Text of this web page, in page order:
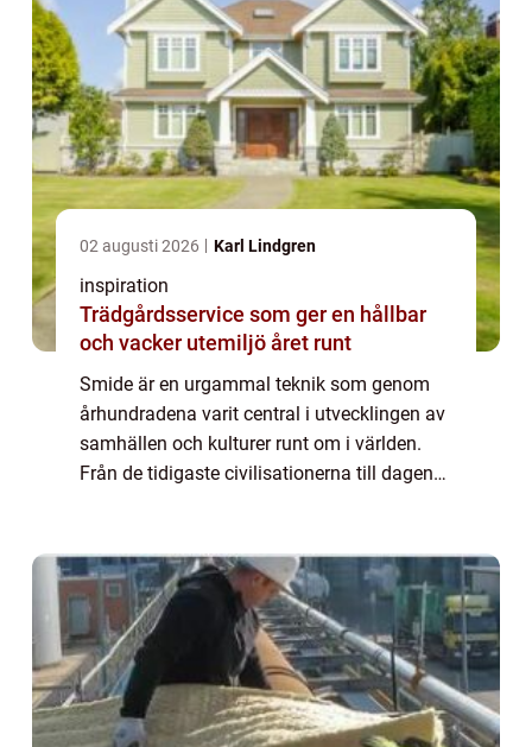
02 augusti 2026 Karl Lindgren
inspiration
Trädgårdsservice som ger en hållbar
och vacker utemiljö året runt
Smide är en urgammal teknik som genom
århundradena varit central i utvecklingen av
samhällen och kulturer runt om i världen.
Från de tidigaste civilisationerna till dagens